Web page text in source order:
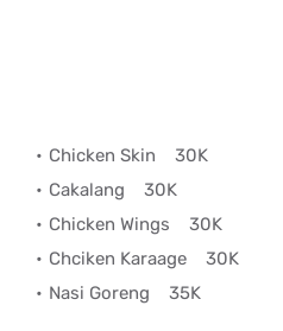
Chicken Skin 30K
Cakalang 30K
Chicken Wings 30K
Chciken Karaage 30K
Nasi Goreng 35K